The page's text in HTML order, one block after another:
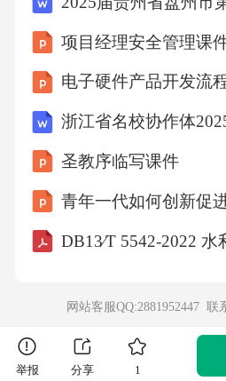
项目经理安全管理课
电子硬件产品开发流
圣教序临写课件
青年一代如何创新促
网站客服QQ:2881952447 联
举报 分享 1